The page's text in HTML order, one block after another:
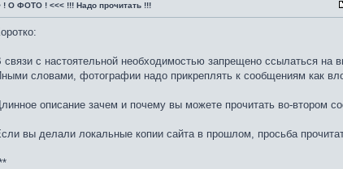
! О ФОТО ! <<< !!! Надо прочитать !!!
связи с настоятельной необходимостью запрещено ссылаться на
словами, фотографии надо прикреплять к сообщениям как
описание зачем и почему вы можете прочитать во-втором
вы делали локальные копии сайта в прошлом, просьба